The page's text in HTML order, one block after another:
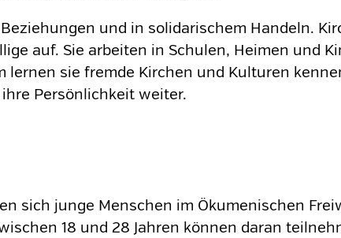
und in solidarischem Handeln.
auf. Sie arbeiten in Schulen, Heimen und
lernen sie fremde Kirchen und Kulturen
Persönlichkeit weiter.
sich junge Menschen im Ökumenischen
18 und 28 Jahren können daran